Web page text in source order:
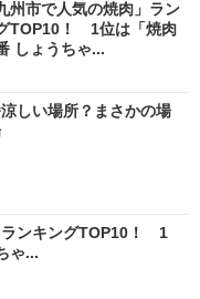
州市で人気の焼肉」ラン
TOP10！ 1位は「焼肉
しょうちゃ...
しい場所？まさかの場
ランキングTOP10！ 1
ゃ...